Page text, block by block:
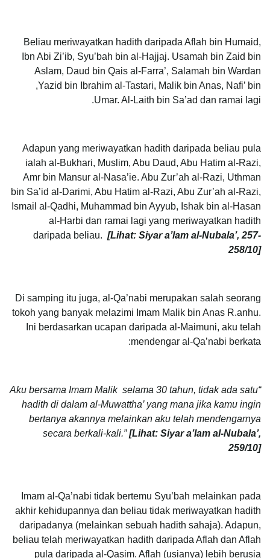
Beliau meriwayatkan hadith daripada Aflah bin Humaid,
Ibn Abi Zi’ib, Syu’bah bin al-Hajjaj. Usamah bin Zaid bin
Aslam, Daud bin Qais al-Farra’, Salamah bin Wardan
,Yazid bin Ibrahim al-Tastari, Malik bin Anas, Nafi’ bin
Umar. Al-Laith bin Sa’ad dan ramai lagi.
Adapun yang meriwayatkan hadith daripada beliau pula
ialah al-Bukhari, Muslim, Abu Daud, Abu Hatim al-Razi,
Amr bin Mansur al-Nasa’ie. Abu Zur’ah al-Razi, Uthman
bin Sa’id al-Darimi, Abu Hatim al-Razi, Abu Zur’ah al-Razi,
Ismail al-Qadhi, Muhammad bin Ayyub, Ishak bin al-Hasan
al-Harbi dan ramai lagi yang meriwayatkan hadith
daripada beliau. [Lihat: Siyar a’lam al-Nubala’, 257-
258/10]
Di samping itu juga, al-Qa’nabi merupakan salah seorang
tokoh yang banyak melazimi Imam Malik bin Anas R.anhu.
Ini berdasarkan ucapan daripada al-Maimuni, aku telah
mendengar al-Qa’nabi berkata:
“Aku bersama Imam Malik selama 30 tahun, tidak ada satu
hadith di dalam al-Muwattha’ yang mana jika kamu ingin
bertanya akannya melainkan aku telah mendengarnya
secara berkali-kali.” [Lihat: Siyar a’lam al-Nubala’,
259/10]
Imam al-Qa’nabi tidak bertemu Syu’bah melainkan pada
akhir kehidupannya dan beliau tidak meriwayatkan hadith
daripadanya (melainkan sebuah hadith sahaja). Adapun,
beliau telah meriwayatkan hadith daripada Aflah dan Aflah
pula daripada al-Qasim. Aflah (usianya) lebih berusia